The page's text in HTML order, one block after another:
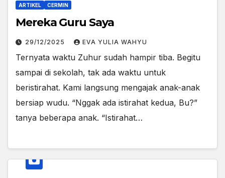
ARTIKEL CERMIN
Mereka Guru Saya
29/12/2025 EVA YULIA WAHYU
Ternyata waktu Zuhur sudah hampir tiba. Begitu
sampai di sekolah, tak ada waktu untuk
beristirahat. Kami langsung mengajak anak-anak
bersiap wudu. “Nggak ada istirahat kedua, Bu?”
tanya beberapa anak. “Istirahat…